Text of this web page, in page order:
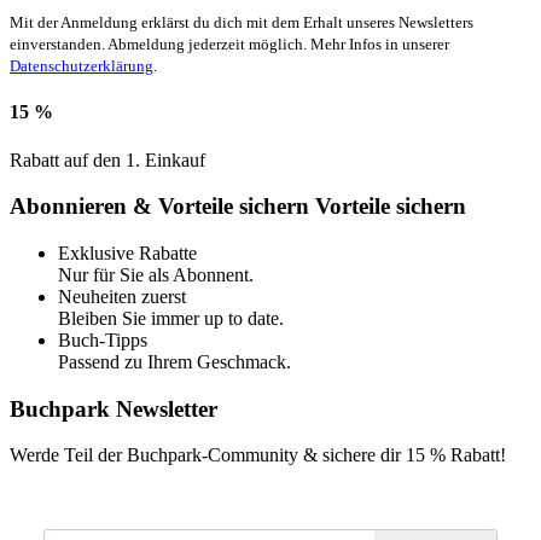
Mit der Anmeldung erklärst du dich mit dem Erhalt unseres Newsletters
einverstanden. Abmeldung jederzeit möglich. Mehr Infos in unserer
Datenschutzerklärung.
15 %
Rabatt auf den 1. Einkauf
Abonnieren & Vorteile sichern Vorteile sichern
Exklusive Rabatte
Nur für Sie als Abonnent.
Neuheiten zuerst
Bleiben Sie immer up to date.
Buch-Tipps
Passend zu Ihrem Geschmack.
Buchpark Newsletter
Werde Teil der Buchpark-Community & sichere dir 15 % Rabatt!